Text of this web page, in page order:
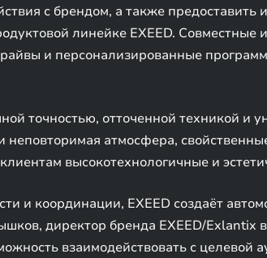
с брендом, а также предоставить
линейке EXEED.
и персонализированные
точностью, отточенной техникой
неповторимая атмосфера,
высокотехнологичные и
и координации, EXEED создаёт
директор бренда EXEED/Exlantix
взаимодействовать с целевой